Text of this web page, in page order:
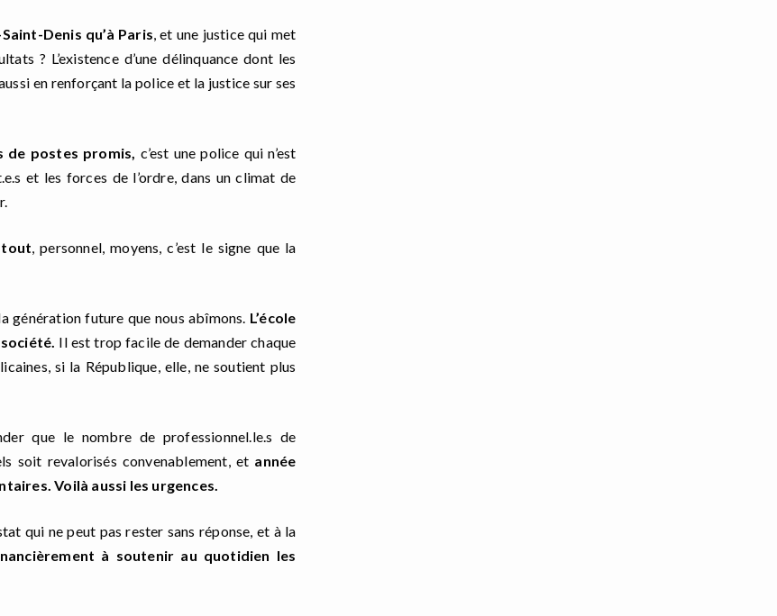
Denis qu’à Paris, et une justice qui met
? L’existence d’une délinquance dont les
en renforçant la police et la justice sur ses
de postes promis, c’est une police qui n’est
et les forces de l’ordre, dans un climat de
tout, personnel, moyens, c’est le signe que la
génération future que nous abîmons. L’école
Il est trop facile de demander chaque
si la République, elle, ne soutient plus
que le nombre de professionnel.le.s de
soit revalorisés convenablement, et année
Voilà aussi les urgences.
qui ne peut pas rester sans réponse, et à la
à soutenir au quotidien les